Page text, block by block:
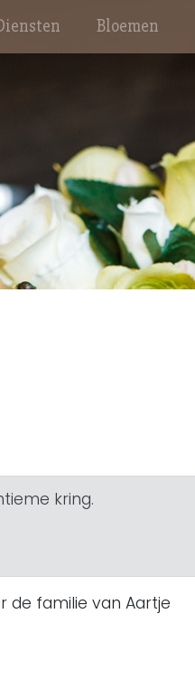
Bloemen
kring.
de familie van Aartje